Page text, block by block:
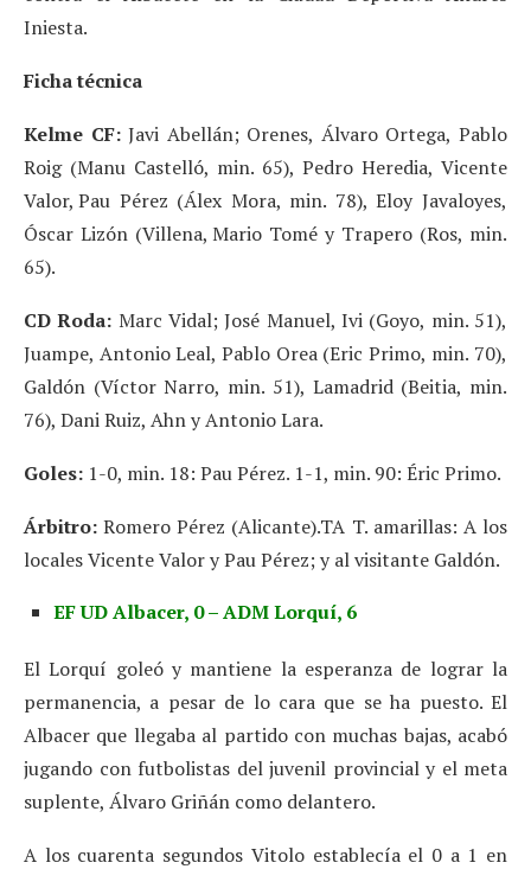
Iniesta.
Ficha técnica
Kelme CF:Javi Abellán; Orenes, Álvaro Ortega, Pablo
Roig (Manu Castelló, min. 65), Pedro Heredia, Vicente
Valor, Pau Pérez (Álex Mora, min. 78), Eloy Javaloyes,
Óscar Lizón (Villena, Mario Tomé y Trapero (Ros, min.
65).
CD Roda: Marc Vidal; José Manuel, Ivi (Goyo, min. 51),
Juampe, Antonio Leal, Pablo Orea (Eric Primo, min. 70),
Galdón (Víctor Narro, min. 51), Lamadrid (Beitia, min.
76), Dani Ruiz, Ahn y Antonio Lara.
Goles: 1-0, min. 18: Pau Pérez. 1-1, min. 90: Éric Primo.
Árbitro: Romero Pérez (Alicante).TA T. amarillas: A los
locales Vicente Valor y Pau Pérez; y al visitante Galdón.
EF UD Albacer, 0 – ADM Lorquí, 6
El Lorquí goleó y mantiene la esperanza de lograr la
permanencia, a pesar de lo cara que se ha puesto. El
Albacer que llegaba al partido con muchas bajas, acabó
jugando con futbolistas del juvenil provincial y el meta
suplente, Álvaro Griñán como delantero.
A los cuarenta segundos Vitolo establecía el 0 a 1 en